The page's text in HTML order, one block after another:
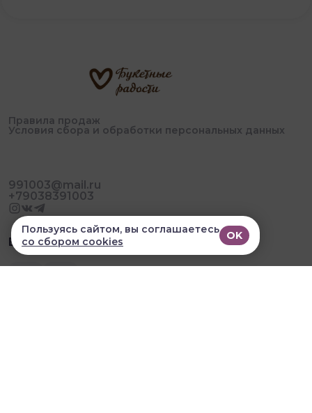
Правила продаж
Условия сбора и обработки персональных данных
991003@mail.ru
+79038391003
В приложении удобнее!
Пользуясь сайтом, вы соглашаетесь
со сбором cookies
OK